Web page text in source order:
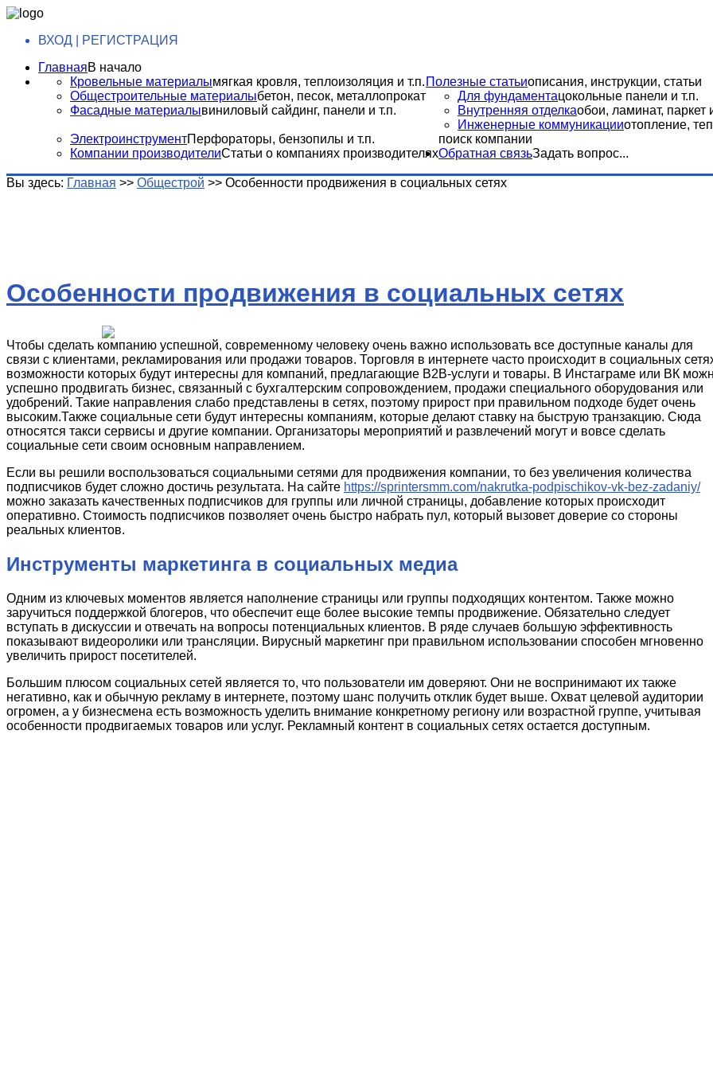
ВХОД | РЕГИСТРАЦИЯ
ГлавнаяВ начало
Полезные статьиописания, инструкции, статьи
Кровельные материалымягкая кровля, теплоизоляция и т.п.
Общестроительные материалыбетон, песок, металлопрокат
Фасадные материалывиниловый сайдинг, панели и т.п.
Для фундаментацокольные панели и т.п.
Внутренняя отделкаобои, ламинат, паркет
Инженерные коммуникацииотопление,
ЭлектроинструментПерфораторы, бензопилы и т.п.
Компании производителиСтатьи о компаниях производителях
поиск компании
Обратная связьЗадать вопрос...
Вы здесь: Главная >> Общестрой >> Особенности продвижения в социальных сетях
Особенности продвижения в социальных сетях
Чтобы сделать компанию успешной, современному человеку очень важно использовать все доступные каналы для
связи с клиентами, рекламирования или продажи товаров. Торговля в интернете часто происходит в социальных
возможности которых будут интересны для компаний, предлагающие B2B-услуги и товары. В Инстаграме или ВК
успешно продвигать бизнес, связанный с бухгалтерским сопровождением, продажи специального оборудования или
удобрений. Такие направления слабо представлены в сетях, поэтому прирост при правильном подходе будет очень
высоким.Также социальные сети будут интересны компаниям, которые делают ставку на быструю транзакцию. Сюда
относятся такси сервисы и другие компании. Организаторы мероприятий и развлечений могут и вовсе сделать
социальные сети своим основным направлением.
Если вы решили воспользоваться социальными сетями для продвижения компании, то без увеличения количества
подписчиков будет сложно достичь результата. На сайте https://sprintersmm.com/nakrutka-podpischikov-vk-bez-zadaniy/
можно заказать качественных подписчиков для группы или личной страницы, добавление которых происходит
оперативно. Стоимость подписчиков позволяет очень быстро набрать пул, который вызовет доверие со стороны
реальных клиентов.
Инструменты маркетинга в социальных медиа
Одним из ключевых моментов является наполнение страницы или группы подходящих контентом. Также можно
заручиться поддержкой блогеров, что обеспечит еще более высокие темпы продвижение. Обязательно следует
вступать в дискуссии и отвечать на вопросы потенциальных клиентов. В ряде случаев большую эффективность
показывают видеоролики или трансляции. Вирусный маркетинг при правильном использовании способен мгновенно
увеличить прирост посетителей.
Большим плюсом социальных сетей является то, что пользователи им доверяют. Они не воспринимают их также
негативно, как и обычную рекламу в интернете, поэтому шанс получить отклик будет выше. Охват целевой аудитории
огромен, а у бизнесмена есть возможность уделить внимание конкретному региону или возрастной группе, учитывая
особенности продвигаемых товаров или услуг. Рекламный контент в социальных сетях остается доступным.